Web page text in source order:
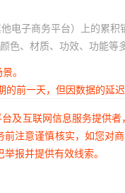
电子商务平台）上的累积
色、材质、功效、功能等
。
前一天，但因数据的延
及互联网信息服务提供
注意谨慎核实，如您对
报并提供有效线索。